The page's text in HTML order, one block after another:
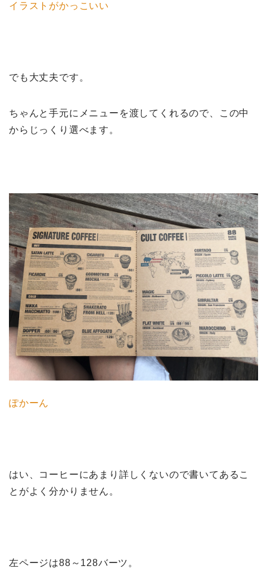
イラストがかっこいい
でも大丈夫です。
ちゃんと手元にメニューを渡してくれるので、この中
からじっくり選べます。
ぽかーん
はい、コーヒーにあまり詳しくないので書いてあるこ
とがよく分かりません。
左ページは88～128バーツ。